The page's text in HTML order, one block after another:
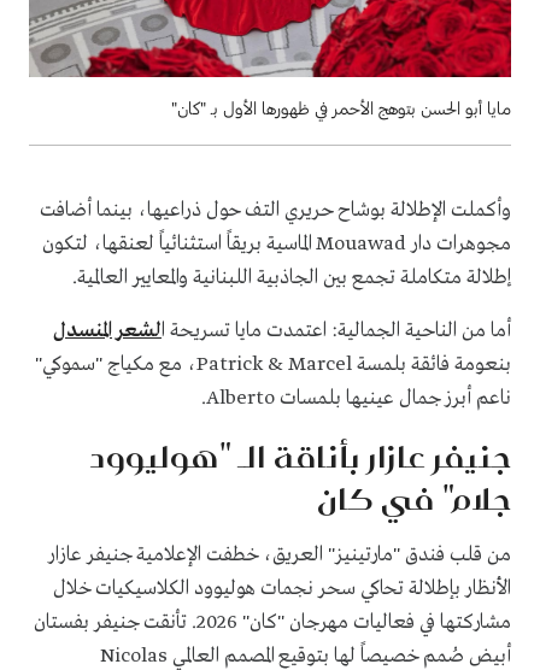
مايا أبو الحسن بتوهج الأحمر في ظهورها الأول بـ "كان"
وأكملت الإطلالة بوشاح حريري التف حول ذراعيها، بينما أضافت
مجوهرات دار Mouawad الماسية بريقاً استثنائياً لعنقها، لتكون
إطلالة متكاملة تجمع بين الجاذبية اللبنانية والمعايير العالمية.
أما من الناحية الجمالية: اعتمدت مايا تسريحة الشعر المنسدل
بنعومة فائقة بلمسة Patrick & Marcel، مع مكياج "سموكي"
ناعم أبرز جمال عينيها بلمسات Alberto.
جنيفر عازار بأناقة الـ "هوليوود
جلام" في كان
من قلب فندق "مارتينيز" العريق، خطفت الإعلامية جنيفر عازار
الأنظار بإطلالة تحاكي سحر نجمات هوليوود الكلاسيكيات خلال
مشاركتها في فعاليات مهرجان "كان" 2026. تأنقت جنيفر بفستان
أبيض صُمم خصيصاً لها بتوقيع المصمم العالمي Nicolas